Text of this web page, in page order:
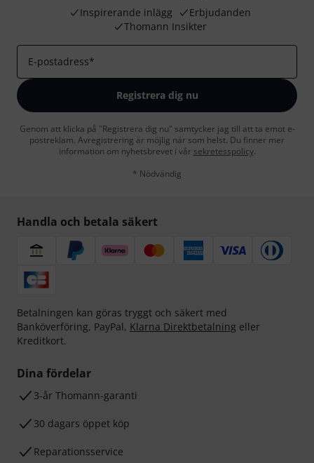
Inspirerande inlägg
Erbjudanden
Thomann Insikter
E-postadress*
Registrera dig nu
Genom att klicka på "Registrera dig nu" samtycker jag till att ta emot e-
postreklam. Avregistrering är möjlig när som helst. Du finner mer
information om nyhetsbrevet i vår sekretesspolicy.
* Nödvändig
Handla och betala säkert
Betalningen kan göras tryggt och säkert med
Banköverföring, PayPal, Klarna Direktbetalning eller
Kreditkort.
Dina fördelar
3-år Thomann-garanti
30 dagars öppet köp
Reparationsservice